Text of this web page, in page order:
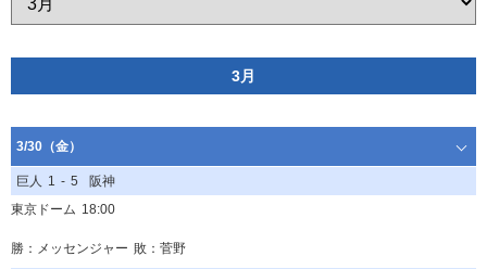
3月
3/30（金）
巨人 1 - 5
阪神
東京ドーム 18:00
勝：メッセンジャー 敗：菅野